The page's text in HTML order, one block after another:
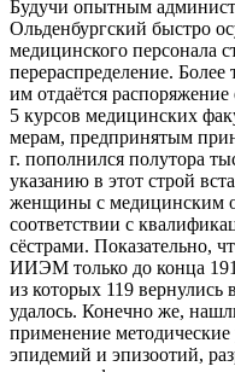
Будучи опытным
Ольденбургский быстро
медицинского персонала
перераспределение. Более
им отдаётся
5 курсов медицинских
мерам, предпринятым
г. пополнился полутора
указанию в этот строй
женщины с медицинским
соответствии с
сёстрами. Показательно,
ИИЭМ только до конца
из которых 119 вернулись
удалось. Конечно же,
применение
эпидемий и эпизоотий,